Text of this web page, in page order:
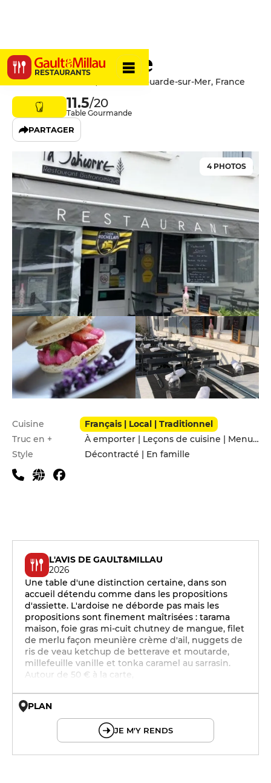
RESTAURANTS
La Salicorne
16 Rue de l'Olivette, 17670 La Couarde-sur-Mer, France
11.5/20
Table Gourmande
PARTAGER
4 PHOTOS
Infos pratiques
Cuisine
Français | Local | Traditionnel
Truc en +
À emporter | Leçons de cuisine | Menu enfants | Service de livraison | Terrasse
Style
Décontracté | En famille
L'AVIS DE GAULT&MILLAU
2026
Une table d'une distinction certaine, dans son
accueil détendu comme dans les propositions
d'assiette. L'ardoise ne déborde pas mais les
propositions sont finement maîtrisées : tarama
maison, foie gras mi-cuit chutney de mangue, filet
de merlu façon meunière crème d'ail, nuggets de
ris de veau ketchup de betterave et moutarde,
millefeuille vanille et tonka caramel au sarrasin.
Autour de 50 € à la carte,
PLAN
JE M'Y RENDS